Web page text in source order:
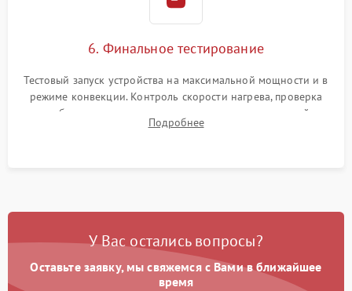
6. Финальное тестирование
Тестовый запуск устройства на максимальной мощности и в
режиме конвекции. Контроль скорости нагрева, проверка
срабатывания термостата при достижении заданной
температуры и тест на отсутствие утечек тока.
Подробнее
У Вас остались вопросы?
Оставьте заявку, мы свяжемся с Вами в ближайшее
время